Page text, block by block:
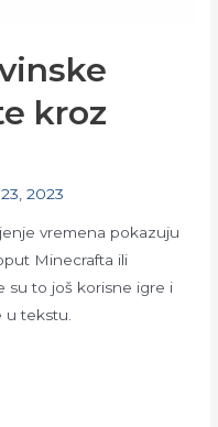
kroz
2023
vremena pokazuju
Minecrafta ili
su to još korisne igre i
u tekstu.